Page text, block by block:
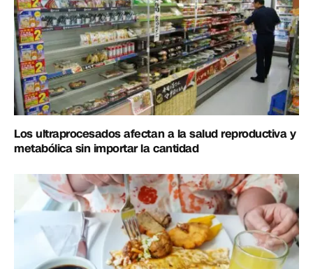
Los ultraprocesados afectan a la salud reproductiva y
metabólica sin importar la cantidad